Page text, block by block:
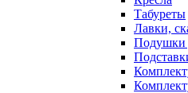
Табуреты
Лавки,
Подушки